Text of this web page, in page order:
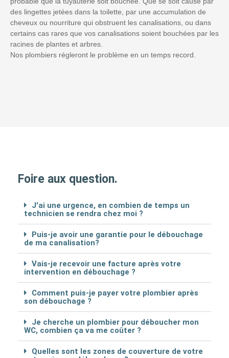
des lingettes jetées dans la toilette, par une accumulation de
cheveux ou nourriture qui obstruent les canalisations, ou dans
certains cas rares que vos canalisations soient bouchées par les
racines de plantes et arbres.
Nos plombiers régleront le problème en un temps record.
Foire aux question.
J'ai une urgence, en combien de temps un
technicien se rendra chez moi ?
Puis-je avoir une garantie pour le débouchage
de ma canalisation?
Vais-je recevoir une facture après votre
intervention en débouchage ?
Comment puis-je payer votre plombier après
son débouchage ?
Je cherche un plombier pour déboucher mon
WC, combien ça va me coûter ?
Quelles sont les zones de couverture de votre